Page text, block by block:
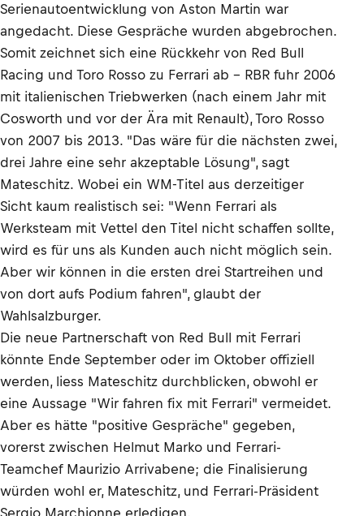
Serienautoentwicklung von Aston Martin war
angedacht. Diese Gespräche wurden abgebrochen.
Somit zeichnet sich eine Rückkehr von Red Bull
Racing und Toro Rosso zu Ferrari ab – RBR fuhr 2006
mit italienischen Triebwerken (nach einem Jahr mit
Cosworth und vor der Ära mit Renault), Toro Rosso
von 2007 bis 2013. "Das wäre für die nächsten zwei,
drei Jahre eine sehr akzeptable Lösung", sagt
Mateschitz. Wobei ein WM-Titel aus derzeitiger
Sicht kaum realistisch sei: "Wenn Ferrari als
Werksteam mit Vettel den Titel nicht schaffen sollte,
wird es für uns als Kunden auch nicht möglich sein.
Aber wir können in die ersten drei Startreihen und
von dort aufs Podium fahren", glaubt der
Wahlsalzburger.
Die neue Partnerschaft von Red Bull mit Ferrari
könnte Ende September oder im Oktober offiziell
werden, liess Mateschitz durchblicken, obwohl er
eine Aussage "Wir fahren fix mit Ferrari" vermeidet.
Aber es hätte "positive Gespräche" gegeben,
vorerst zwischen Helmut Marko und Ferrari-
Teamchef Maurizio Arrivabene; die Finalisierung
würden wohl er, Mateschitz, und Ferrari-Präsident
Sergio Marchionne erledigen.